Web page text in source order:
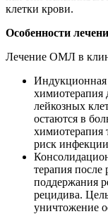
клетки крови.
Особенности
Лечение ОМЛ в
Индукционная
химиотерапия
лейкозных
остаются в
химиотерапия
риск
терапия
поддержания
рецидива.
уничтожение